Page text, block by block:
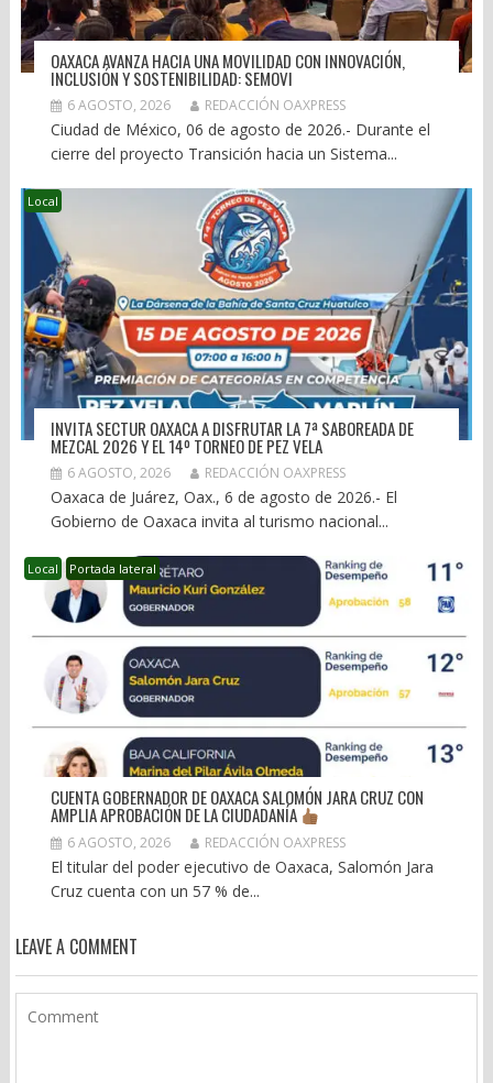
OAXACA AVANZA HACIA UNA MOVILIDAD CON INNOVACIÓN,
INCLUSIÓN Y SOSTENIBILIDAD: SEMOVI
6 AGOSTO, 2026 REDACCIÓN OAXPRESS
Ciudad de México, 06 de agosto de 2026.- Durante el
cierre del proyecto Transición hacia un Sistema...
Local
INVITA SECTUR OAXACA A DISFRUTAR LA 7ª SABOREADA DE
MEZCAL 2026 Y EL 14º TORNEO DE PEZ VELA
6 AGOSTO, 2026 REDACCIÓN OAXPRESS
Oaxaca de Juárez, Oax., 6 de agosto de 2026.- El
Gobierno de Oaxaca invita al turismo nacional...
Local Portada lateral
CUENTA GOBERNADOR DE OAXACA SALOMÓN JARA CRUZ CON
AMPLIA APROBACIÓN DE LA CIUDADANÍA
6 AGOSTO, 2026 REDACCIÓN OAXPRESS
El titular del poder ejecutivo de Oaxaca, Salomón Jara
Cruz cuenta con un 57 % de...
LEAVE A COMMENT